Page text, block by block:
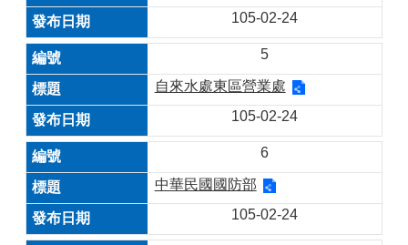
105-02-24
5
自來水處東區營業處
105-02-24
6
中華民國國防部
105-02-24